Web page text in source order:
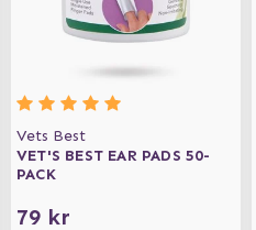
Vets Best
VET'S BEST EAR PADS 50-
PACK
79 kr